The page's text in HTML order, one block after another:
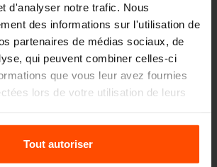
d'analyser notre trafic. Nous
des informations sur l'utilisation de
partenaires de médias sociaux, de
qui peuvent combiner celles-ci
que vous leur avez fournies
lors de votre utilisation de leurs
veuillez consulter le
to the Processing Personal
Tout autoriser